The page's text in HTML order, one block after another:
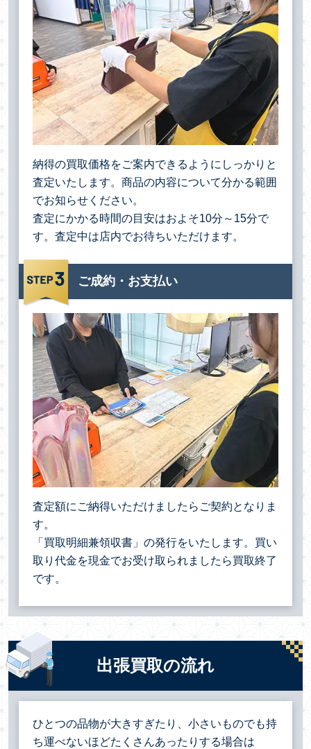
納得の買取価格をご案内できるようにしっかりと
査定いたします。商品の内容について分かる範囲
でお知らせください。
査定にかかる時間の目安はおよそ10分～15分で
す。査定中は店内でお待ちいただけます。
ご成約・お支払い
査定額にご納得いただけましたらご契約となりま
す。
「買取明細兼領収書」の発行をいたします。買い
取り代金を現金でお受け取られましたら買取終了
です。
出張買取の流れ
ひとつの品物が大きすぎたり、小さいものでも持
ち運べないほどたくさんあったりする場合は